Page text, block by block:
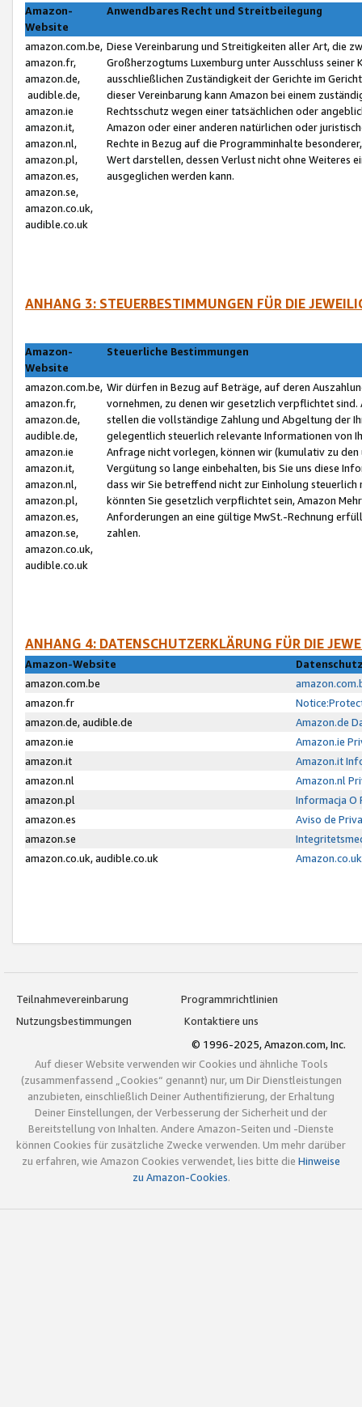
Amazon-
Website
Anwendbares Recht und Streitbeilegung
amazon.com.be,
amazon.fr,
amazon.de,
audible.de,
amazon.ie
amazon.it,
amazon.nl,
amazon.pl,
amazon.es,
amazon.se,
amazon.co.uk,
audible.co.uk
Diese Vereinbarung und Streitigkeiten aller Art, die
Großherzogtums Luxemburg unter Ausschluss
ausschließlichen Zuständigkeit der Gerichte im
dieser Vereinbarung kann Amazon bei einem
Rechtsschutz wegen einer tatsächlichen oder
Amazon oder einer anderen natürlichen oder
Rechte in Bezug auf die Programminhalte
Wert darstellen, dessen Verlust nicht ohne Weiteres
ausgeglichen werden kann.
ANHANG 3: STEUERBESTIMMUNGEN FÜR DIE
Amazon-
Website
Steuerliche Bestimmungen
amazon.com.be,
amazon.fr,
amazon.de,
audible.de,
amazon.ie
amazon.it,
amazon.nl,
amazon.pl,
amazon.es,
amazon.se,
amazon.co.uk,
audible.co.uk
Wir dürfen in Bezug auf Beträge, auf deren
vornehmen, zu denen wir gesetzlich verpflichtet
stellen die vollständige Zahlung und Abgeltung der
gelegentlich steuerlich relevante Informationen von
Anfrage nicht vorlegen, können wir (kumulativ zu
Vergütung so lange einbehalten, bis Sie uns diese
dass wir Sie betreffend nicht zur Einholung
könnten Sie gesetzlich verpflichtet sein, Amazon
Anforderungen an eine gültige MwSt.-Rechnung
zahlen.
ANHANG 4: DATENSCHUTZERKLÄRUNG FÜR DIE
Amazon-Website
amazon.com.be
amazon.fr
amazon.de, audible.de
Amazon.de
amazon.ie
Amazon.ie
amazon.it
Amazon.it
amazon.nl
Amazon.nl
amazon.pl
Informacja O
amazon.es
Aviso de
amazon.se
amazon.co.uk, audible.co.uk
Teilnahmevereinbarung
Programmrichtlinien
Nutzungsbestimmungen
Kontaktiere uns
© 1996-2025, Amazon.com, Inc.
Auf dieser Website verwenden wir Cookies und ähnliche Tools
(zusammenfassend „Cookies“ genannt) nur, um Dir Dienstleistungen
anzubieten, einschließlich Deiner Authentifizierung, der Erhaltung
Deiner Einstellungen, der Verbesserung der Sicherheit und der
Bereitstellung von Inhalten. Andere Amazon-Seiten und -Dienste
können Cookies für zusätzliche Zwecke verwenden. Um mehr darüber
zu erfahren, wie Amazon Cookies verwendet, lies bitte die Hinweise
zu Amazon-Cookies.